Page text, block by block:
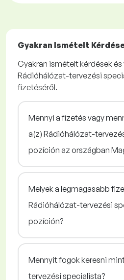
Gyakran Ismételt
Gyakran ismételt kérdések és
Rádióhálózat-tervezési
fizetéséről.
Mennyi a fizetés vagy
a(z) Rádióhálózat-
pozíción az országban
Melyek a legmagasabb
Rádióhálózat-tervezési
pozíción?
Mennyit fogok keresni
tervezési specialista?